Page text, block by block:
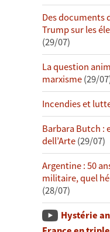
Des documents
Trump sur les
(29/07)
La question
marxisme(29/
Incendies et
Barbara Butch :
dell’Arte(29/07)
Argentine : 50
militaire, quel
(28/07)
Hystérie